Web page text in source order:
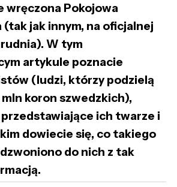
wręczona Pokojowa
(tak jak innym, na oficjalnej
W tym
artykule poznacie
(ludzi, którzy podzielą
mln koron szwedzkich),
ich twarze i
dowiecie się, co takiego
do nich z tak